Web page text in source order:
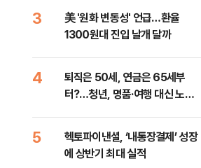
나, 삼전닉스 올인은 금물, SK하
이닉스 프리마켓 시초가 논란 재
점화, 김민석 "과반 승리 가능성
99%" 등
3
美 '원화 변동성' 언급…환율
1300원대 진입 날개 달까
4
퇴직은 50세, 연금은 65세부
터?…청년, 명품·여행 대신 노후
5
헥토파이낸셜, ‘내통장결제’ 성장
에 상반기 최대 실적